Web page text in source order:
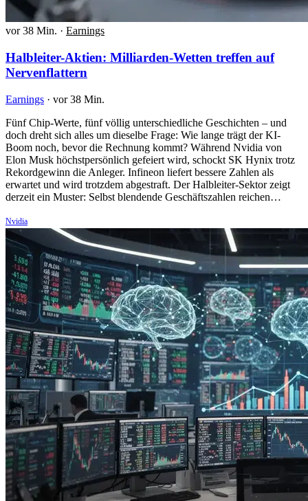
vor 38 Min. · Earnings
Halbleiter-Aktien: Milliarden-Wetten treffen auf
Nervenflattern
Earnings · vor 38 Min.
Fünf Chip-Werte, fünf völlig unterschiedliche Geschichten – und
doch dreht sich alles um dieselbe Frage: Wie lange trägt der KI-
Boom noch, bevor die Rechnung kommt? Während Nvidia von
Elon Musk höchstpersönlich gefeiert wird, schockt SK Hynix trotz
Rekordgewinn die Anleger. Infineon liefert bessere Zahlen als
erwartet und wird trotzdem abgestraft. Der Halbleiter-Sektor zeigt
derzeit ein Muster: Selbst blendende Geschäftszahlen reichen…
Nvidia